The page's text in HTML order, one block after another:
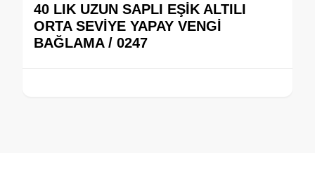
40 LIK UZUN SAPLI EŞİK ALTILI
ORTA SEVİYE YAPAY VENGİ
BAĞLAMA / 0247